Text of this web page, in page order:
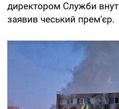
директором Служби
заявив чеський прем'єр.